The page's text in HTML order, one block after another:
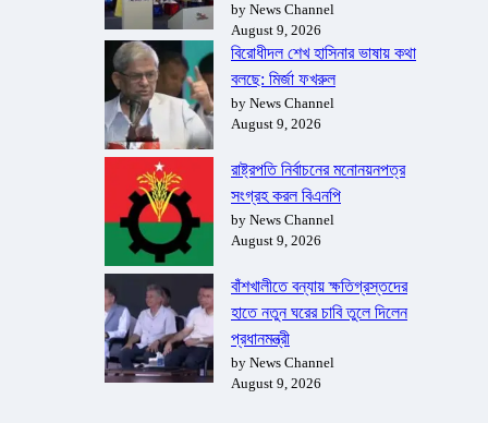
by News Channel
August 9, 2026
বিরোধীদল শেখ হাসিনার ভাষায় কথা
বলছে: মির্জা ফখরুল
by News Channel
August 9, 2026
রাষ্ট্রপতি নির্বাচনের মনোনয়নপত্র
সংগ্রহ করল বিএনপি
by News Channel
August 9, 2026
বাঁশখালীতে বন্যায় ক্ষতিগ্রস্তদের
হাতে নতুন ঘরের চাবি তুলে দিলেন
প্রধানমন্ত্রী
by News Channel
August 9, 2026